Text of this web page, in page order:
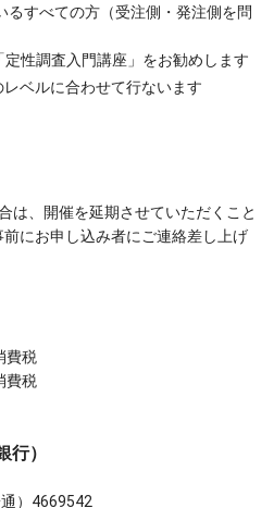
るすべての方（受注側・発注側を問
性調査入門講座」をお勧めします
ベルに合わせて行ないます
は、開催を延期させていただくこと
にお申し込み者にご連絡差し上げ
費税
費税
）
）4669542